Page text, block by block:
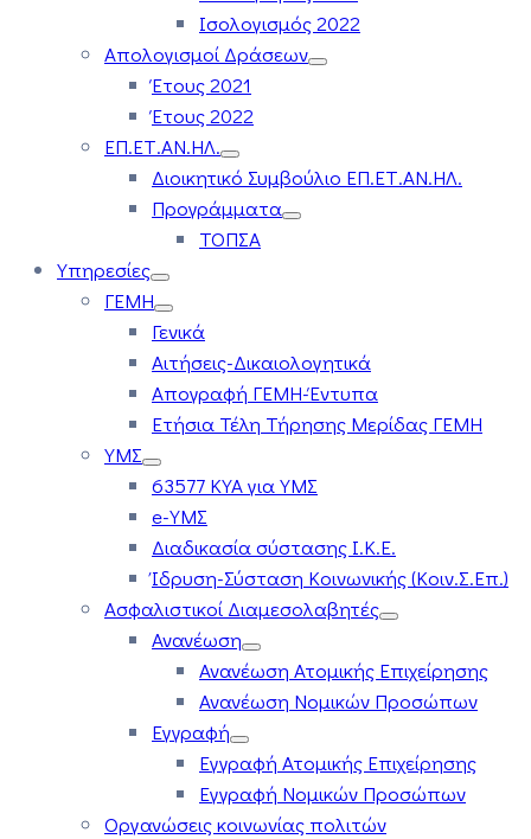
Ισολογισμός 2022
Απολογισμοί Δράσεων
Έτους 2021
Έτους 2022
ΕΠ.ΕΤ.ΑΝ.ΗΛ.
Διοικητικό Συμβούλιο ΕΠ.ΕΤ.ΑΝ.ΗΛ.
Προγράμματα
ΤΟΠΣΑ
Υπηρεσίες
ΓΕΜΗ
Γενικά
Αιτήσεις-Δικαιολογητικά
Απογραφή ΓΕΜΗ-Έντυπα
Ετήσια Τέλη Τήρησης Μερίδας ΓΕΜΗ
ΥΜΣ
63577 ΚΥΑ για ΥΜΣ
e-ΥΜΣ
Διαδικασία σύστασης Ι.Κ.Ε.
Ίδρυση-Σύσταση Κοινωνικής (Κοιν.Σ.Επ.)
Ασφαλιστικοί Διαμεσολαβητές
Ανανέωση
Ανανέωση Ατομικής Επιχείρησης
Ανανέωση Νομικών Προσώπων
Εγγραφή
Εγγραφή Ατομικής Επιχείρησης
Εγγραφή Νομικών Προσώπων
Οργανώσεις κοινωνίας πολιτών